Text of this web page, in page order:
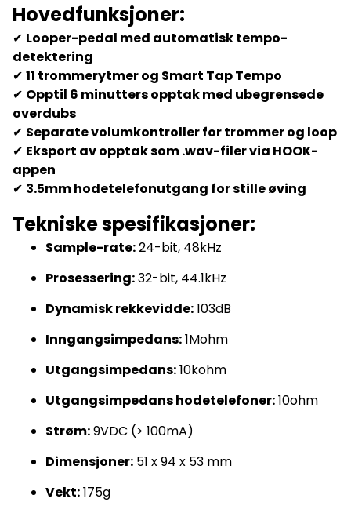
Hovedfunksjoner:
✔ Looper-pedal med automatisk tempo-
detektering
✔ 11 trommerytmer og Smart Tap Tempo
✔ Opptil 6 minutters opptak med ubegrensede
overdubs
✔ Separate volumkontroller for trommer og loop
✔ Eksport av opptak som .wav-filer via HOOK-
appen
✔ 3.5mm hodetelefonutgang for stille øving
Tekniske spesifikasjoner:
Sample-rate:24-bit, 48kHz
Prosessering:32-bit, 44.1kHz
Dynamisk rekkevidde:103dB
Inngangsimpedans:1Mohm
Utgangsimpedans:10kohm
Utgangsimpedans hodetelefoner:10ohm
Strøm:9VDC (> 100mA)
Dimensjoner: 51 x 94 x 53 mm
Vekt:175g